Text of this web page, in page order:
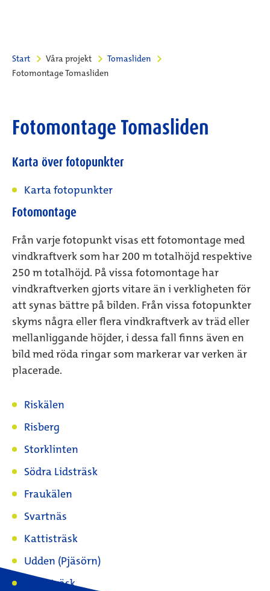
Start Våra projekt
Tomasliden
Fotomontage Tomasliden
Fotomontage Tomasliden
Karta över fotopunkter
Karta fotopunkter
Fotomontage
Från varje fotopunkt visas ett fotomontage med
vindkraftverk som har 200 m totalhöjd respektive
250 m totalhöjd. På vissa fotomontage har
vindkraftverken gjorts vitare än i verkligheten för
att synas bättre på bilden. Från vissa fotopunkter
skyms några eller flera vindkraftverk av träd eller
mellanliggande höjder, i dessa fall finns även en
bild med röda ringar som markerar var verken är
placerade.
Riskälen
Risberg
Storklinten
Södra Lidsträsk
Fraukälen
Svartnäs
Kattisträsk
Udden (Pjäsörn)
Holmträsk